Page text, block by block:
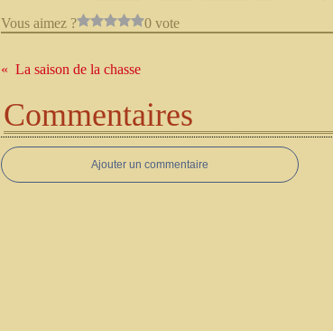
Vous aimez ? 0 vote
La saison de la chasse
Commentaires
Ajouter un commentaire